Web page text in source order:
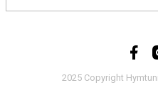
2025 Copyright